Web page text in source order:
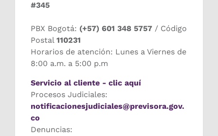
#345
PBX Bogotá: (+57) 601 348 5757 / Código
Postal 110231
Horarios de atención: Lunes a Viernes de
8:00 a.m. a 5:00 p.m
Servicio al cliente - clic aquí
Procesos Judiciales:
notificacionesjudiciales@previsora.gov.
co
Denuncias: